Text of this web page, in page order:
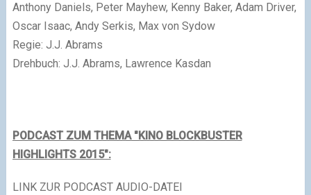
Anthony Daniels, Peter Mayhew, Kenny Baker, Adam Driver,
Oscar Isaac, Andy Serkis, Max von Sydow
Regie: J.J. Abrams
Drehbuch: J.J. Abrams, Lawrence Kasdan
PODCAST ZUM THEMA "KINO BLOCKBUSTER
HIGHLIGHTS 2015":
LINK ZUR PODCAST AUDIO-DATEI